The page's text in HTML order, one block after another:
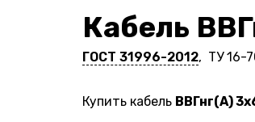
Кабель
ГОСТ 31996-2012, ТУ 16-
Купить кабель ВВГнг(A)